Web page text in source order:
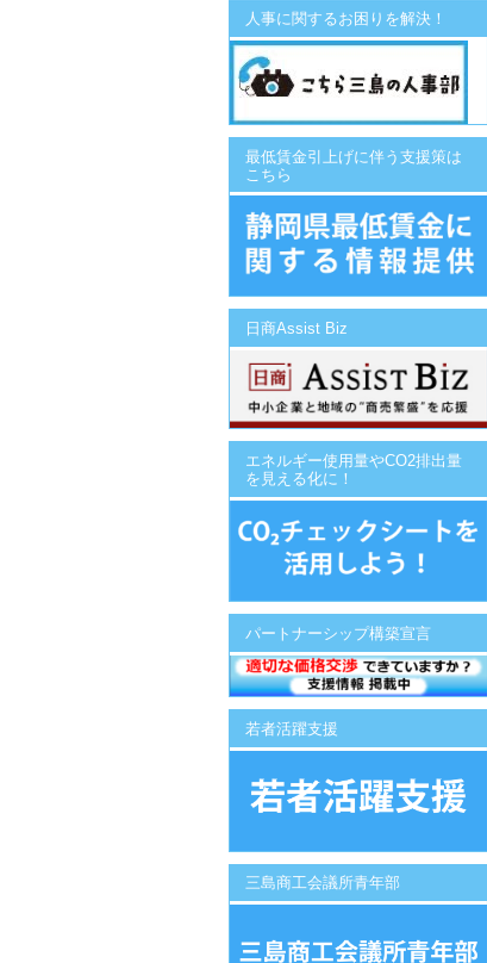
人事に関するお困りを解決！
最低賃金引上げに伴う支援策は
こちら
日商Assist Biz
エネルギー使用量やCO2排出量
を見える化に！
パートナーシップ構築宣言
若者活躍支援
三島商工会議所青年部